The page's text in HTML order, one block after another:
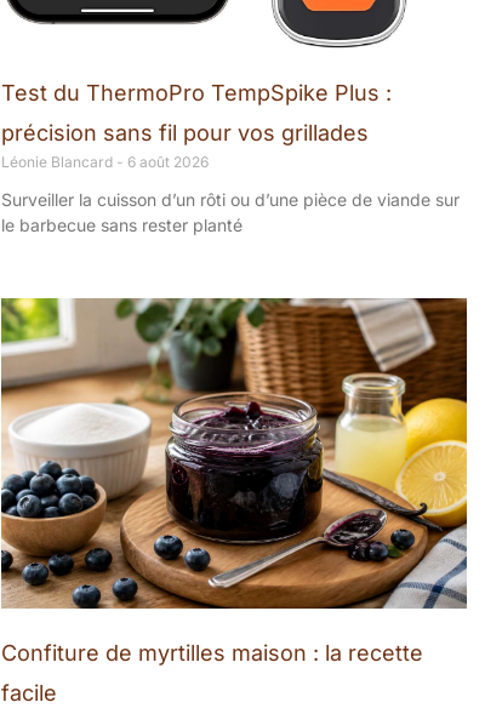
Test du ThermoPro TempSpike Plus :
précision sans fil pour vos grillades
Léonie Blancard 6 août 2026
Surveiller la cuisson d’un rôti ou d’une pièce de viande sur
le barbecue sans rester planté
Confiture de myrtilles maison : la recette
facile